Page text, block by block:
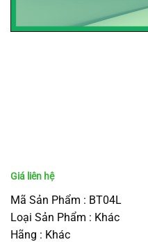
Mã Sản Phẩm : BT04L
Loại Sản Phẩm : Khác
Hãng : Khác